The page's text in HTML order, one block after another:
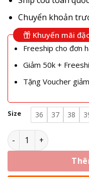
Chuyển khoản
Khuyến mãi
Freeship cho đơn
Giảm 50k +
Tặng Voucher
Size 36 37 38
Dr Martens Trắng Cổ